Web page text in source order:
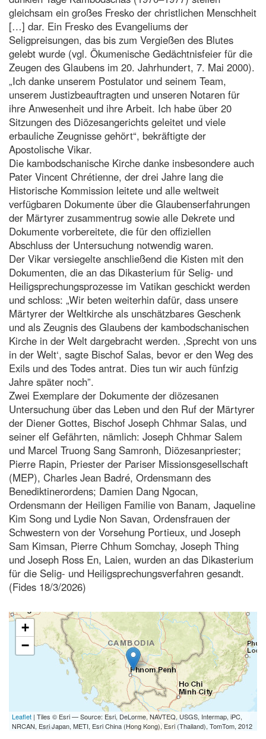
gleichsam ein großes Fresko der christlichen Menschheit
[…] dar. Ein Fresko des Evangeliums der
Seligpreisungen, das bis zum Vergießen des Blutes
gelebt wurde (vgl. Ökumenische Gedächtnisfeier für die
Zeugen des Glaubens im 20. Jahrhundert, 7. Mai 2000).
„Ich danke unserem Postulator und seinem Team,
unserem Justizbeauftragten und unseren Notaren für
ihre Anwesenheit und ihre Arbeit. Ich habe über 20
Sitzungen des Diözesangerichts geleitet und viele
erbauliche Zeugnisse gehört“, bekräftigte der
Apostolische Vikar.
Die kambodschanische Kirche danke insbesondere auch
Pater Vincent Chrétienne, der drei Jahre lang die
Historische Kommission leitete und alle weltweit
verfügbaren Dokumente über die Glaubenserfahrungen
der Märtyrer zusammentrug sowie alle Dekrete und
Dokumente vorbereitete, die für den offiziellen
Abschluss der Untersuchung notwendig waren.
Der Vikar versiegelte anschließend die Kisten mit den
Dokumenten, die an das Dikasterium für Selig- und
Heiligsprechungsprozesse im Vatikan geschickt werden
und schloss: „Wir beten weiterhin dafür, dass unsere
Märtyrer der Weltkirche als unschätzbares Geschenk
und als Zeugnis des Glaubens der kambodschanischen
Kirche in der Welt dargebracht werden. ‚Sprecht von uns
in der Welt‘, sagte Bischof Salas, bevor er den Weg des
Exils und des Todes antrat. Dies tun wir auch fünfzig
Jahre später noch”.
Zwei Exemplare der Dokumente der diözesanen
Untersuchung über das Leben und den Ruf der Märtyrer
der Diener Gottes, Bischof Joseph Chhmar Salas, und
seiner elf Gefährten, nämlich: Joseph Chhmar Salem
und Marcel Truong Sang Samronh, Diözesanpriester;
Pierre Rapin, Priester der Pariser Missionsgesellschaft
(MEP), Charles Jean Badré, Ordensmann des
Benediktinerordens; Damien Dang Ngocan,
Ordensmann der Heiligen Familie von Banam, Jaqueline
Kim Song und Lydie Non Savan, Ordensfrauen der
Schwestern von der Vorsehung Portieux, und Joseph
Sam Kimsan, Pierre Chhum Somchay, Joseph Thing
und Joseph Ross En, Laien, wurden an das Dikasterium
für die Selig- und Heiligsprechungsverfahren gesandt.
(Fides 18/3/2026)
+
−
Leaflet | Tiles © Esri — Source: Esri, DeLorme, NAVTEQ, USGS, Intermap, iPC,
NRCAN, Esri Japan, METI, Esri China (Hong Kong), Esri (Thailand), TomTom, 2012